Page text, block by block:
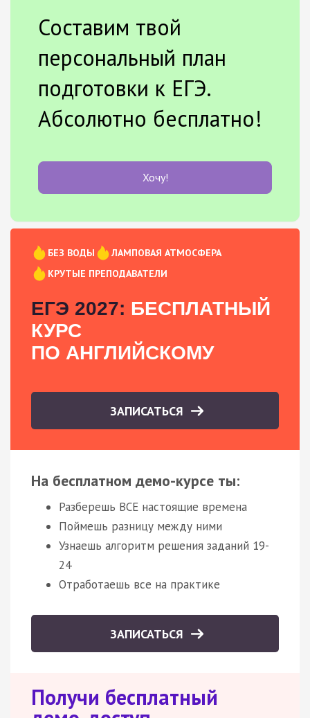
Составим твой
персональный план
подготовки к ЕГЭ.
Абсолютно бесплатно!
Хочу!
БЕЗ ВОДЫ
ЛАМПОВАЯ АТМОСФЕРА
КРУТЫЕ ПРЕПОДАВАТЕЛИ
ЕГЭ 2027: БЕСПЛАТНЫЙ
КУРС
ПО АНГЛИЙСКОМУ
ЗАПИСАТЬСЯ
На бесплатном демо-курсе ты:
Разберешь ВСЕ настоящие времена
Поймешь разницу между ними
Узнаешь алгоритм решения заданий 19-
24
Отработаешь все на практике
ЗАПИСАТЬСЯ
Получи бесплатный